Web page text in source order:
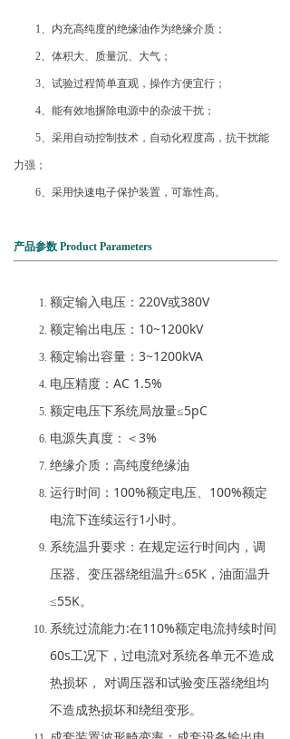
1、内充高纯度的绝缘油作为绝缘介质；
2、体积大、质量沉、大气；
3、试验过程简单直观，操作方便宜行；
4、能有效地摒除电源中的杂波干扰；
5、采用自动控制技术，自动化程度高，抗干扰能
力强；
6、采用快速电子保护装置，可靠性高。
产品参数 Product Parameters
额定输入电压：220V或380V
额定输出电压：10~1200kV
额定输出容量：3~1200kVA
电压精度：AC 1.5%
额定电压下系统局放量≤5pC
电源失真度：＜3%
绝缘介质：高纯度绝缘油
运行时间：100%额定电压、100%额定
电流下连续运行1小时。
系统温升要求：在规定运行时间内，调
压器、变压器绕组温升≤65K，油面温升
≤55K。
系统过流能力:在110%额定电流持续时间
60s工况下，过电流对系统各单元不造成
热损坏， 对调压器和试验变压器绕组均
不造成热损坏和绕组变形。